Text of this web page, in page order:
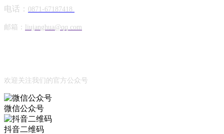
电话： 0871-67187418
邮箱： liujanghua@qq.com
欢迎关注我们的官方公众号
微信公众号
抖音二维码